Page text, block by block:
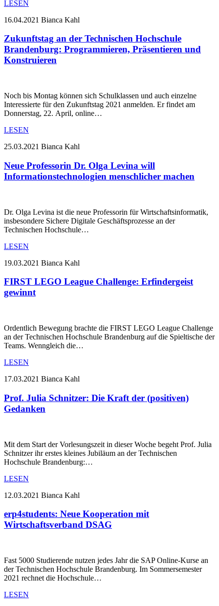
LESEN
16.04.2021 Bianca Kahl
Zukunftstag an der Technischen Hochschule
Brandenburg: Programmieren, Präsentieren und
Konstruieren
Noch bis Montag können sich Schulklassen und auch einzelne
Interessierte für den Zukunftstag 2021 anmelden. Er findet am
Donnerstag, 22. April, online…
LESEN
25.03.2021 Bianca Kahl
Neue Professorin Dr. Olga Levina will
Informationstechnologien menschlicher machen
Dr. Olga Levina ist die neue Professorin für Wirtschaftsinformatik,
insbesondere Sichere Digitale Geschäftsprozesse an der
Technischen Hochschule…
LESEN
19.03.2021 Bianca Kahl
FIRST LEGO League Challenge: Erfindergeist
gewinnt
Ordentlich Bewegung brachte die FIRST LEGO League Challenge
an der Technischen Hochschule Brandenburg auf die Spieltische der
Teams. Wenngleich die…
LESEN
17.03.2021 Bianca Kahl
Prof. Julia Schnitzer: Die Kraft der (positiven)
Gedanken
Mit dem Start der Vorlesungszeit in dieser Woche begeht Prof. Julia
Schnitzer ihr erstes kleines Jubiläum an der Technischen
Hochschule Brandenburg:…
LESEN
12.03.2021 Bianca Kahl
erp4students: Neue Kooperation mit
Wirtschaftsverband DSAG
Fast 5000 Studierende nutzen jedes Jahr die SAP Online-Kurse an
der Technischen Hochschule Brandenburg. Im Sommersemester
2021 rechnet die Hochschule…
LESEN